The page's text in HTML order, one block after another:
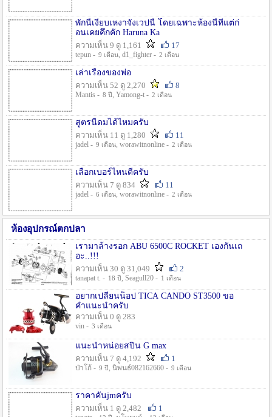
พักนี้เงียบเหงาจังเวปนี้ โดยเฉพาะห้องนี้ที่แต่ก่
อนเคยคึกคัก Haruna Ka
ความเห็น 9 ดู 1,161
17
tepun - 9 เดือน, d1_fighter - 2 เดือน
เล่าเรื่องของพ่อ
ความเห็น 52 ดู 2,270
8
Mantis - 8 ปี , Yamong-t - 2 เดือน
สูตรนี้ดมได้ไหมครับ
ความเห็น 11 ดู 1,280
11
jadel - 9 เดือน, worawitnonline - 2 เดือน
เลือกเบอร์ไหนดีครับ
ความเห็น 7 ดู 834
11
jadel - 6 เดือน, worawitnonline - 2 เดือน
ห้องอุปกรณ์ตกปลา
เรามาล้างรอก ABU 6500C ROCKET เองกันเถ
อะ..!!!
ความเห็น 30 ดู 31,049
2
tanapat t. - 18 ปี , Seagull20 - 1 เดือน
อยากเปลี่ยนน็อป TICA CANDO ST3500 ขอ
คำแนะนำครับ
ความเห็น 0 ดู 283
vin - 3 เดือน
แนะนำหน่อยสปิน G max
ความเห็น 7 ดู 4,192
1
ป๋าโก้ - 9 ปี , นิพนธ์082162660 - 9 เดือน
ราคาคันjmครับ
ความเห็น 1 ดู 2,482
1